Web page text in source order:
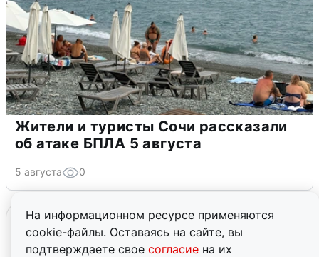
На информационном ресурсе применяются
cookie-файлы. Оставаясь на сайте, вы
подтверждаете свое согласие на их
Жители и туристы Сочи рассказали
об атаке БПЛА 5 августа
5 августа 0